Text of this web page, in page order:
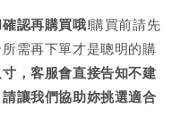
認再購買哦!購買前請先
需再下單才是聰明的購
，客服會直接告知不建
讓我們協助妳挑選適合